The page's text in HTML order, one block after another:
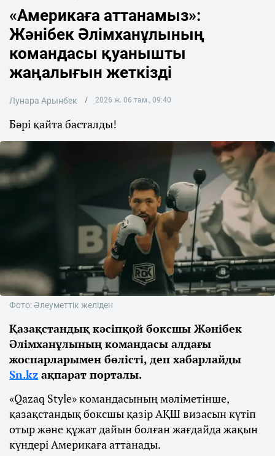
«Америкаға аттанамыз»:
Жәнібек Әлімханұлының
командасы қуанышты
жаңалығын жеткізді
Лунара Арынбек 2026 ж. 06 там., 09:40
Бәрі қайта басталды!
Фото: Әлеуметтік желіден
Қазақстандық кәсіпқой боксшы Жәнібек
Әлімханұлының командасы алдағы
жоспарларымен бөлісті, деп хабарлайды
Sn.kz ақпарат порталы.
«Qazaq Style» командасының мәліметінше,
қазақстандық боксшы қазір АҚШ визасын күтіп
отыр және құжат дайын болған жағдайда жақын
күндері Америкаға аттанады.